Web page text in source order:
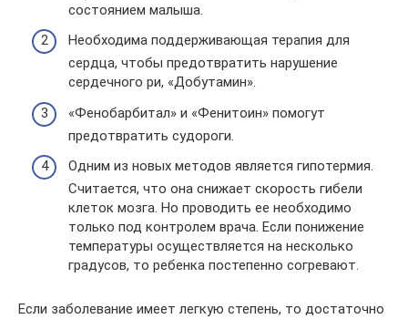
состоянием малыша.
Необходима поддерживающая терапия для
сердца, чтобы предотвратить нарушение
сердечного ри, «Добутамин».
«Фенобарбитал» и «Фенитоин» помогут
предотвратить судороги.
Одним из новых методов является гипотермия.
Считается, что она снижает скорость гибели
клеток мозга. Но проводить ее необходимо
только под контролем врача. Если понижение
температуры осуществляется на несколько
градусов, то ребенка постепенно согревают.
Если заболевание имеет легкую степень, то достаточно